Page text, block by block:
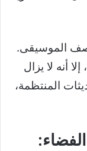
الموسيقى.
على الرغم من إصداره في عام 2018، إلا أنه لا يزال
المنتظمة،